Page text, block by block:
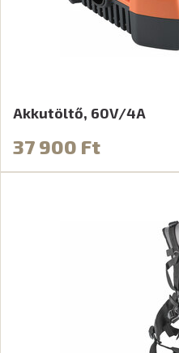
Akkutöltő, 60V/4A
37 900 Ft